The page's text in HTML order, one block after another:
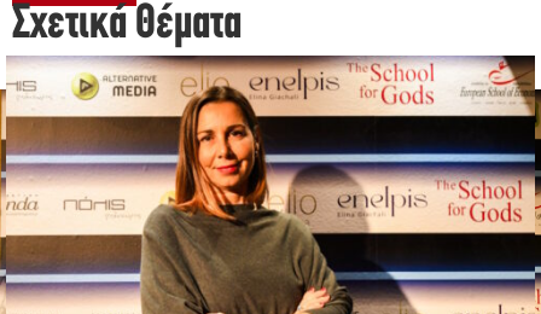
Σχετικά Θέματα